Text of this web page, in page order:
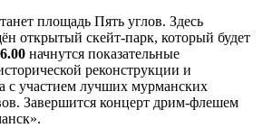
площадь Пять углов. Здесь
открытый скейт-парк, который будет
начнутся показательные
реконструкции и
с участием лучших мурманских
Завершится концерт дрим-флешем